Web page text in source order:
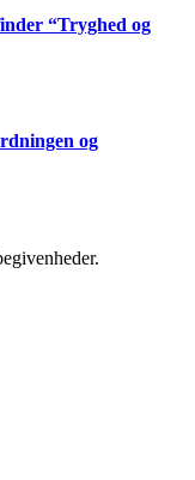
“Tryghed og
og